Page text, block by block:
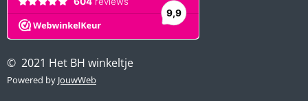
© 2021 Het BH winkeltje
Powered by JouwWeb